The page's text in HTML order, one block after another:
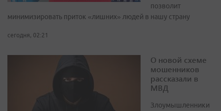
позволит
минимизировать приток «лишних» людей в нашу страну
сегодня, 02:21
О новой схеме
мошенников
рассказали в
МВД
Злоумышленники